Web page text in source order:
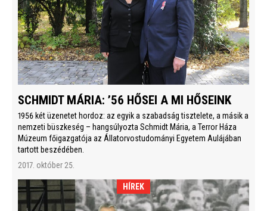
SCHMIDT MÁRIA: ’56 HŐSEI A MI HŐSEINK
1956 két üzenetet hordoz: az egyik a szabadság tisztelete, a másik a
nemzeti büszkeség – hangsúlyozta Schmidt Mária, a Terror Háza
Múzeum főigazgatója az Állatorvostudományi Egyetem Aulájában
tartott beszédében.
2017. október 25.
HÍREK